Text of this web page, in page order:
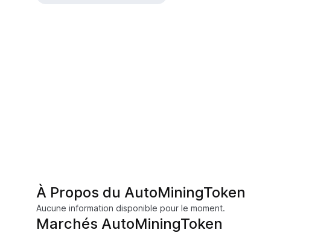
À Propos du AutoMiningToken
Aucune information disponible pour le moment.
Marchés AutoMiningToken